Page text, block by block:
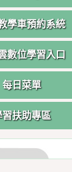
學車預約系統
數位學習入口
每日菜單
習扶助專區